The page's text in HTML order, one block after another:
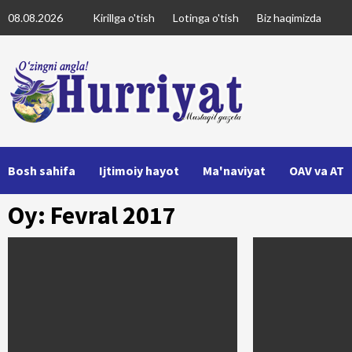
to
08.08.2026 Kirillga o'tish Lotinga o'tish Biz haqimizda
Bosh sahifa Ijtimoiy hayot Ma'naviyat OAV va AT
Oy: Fevral 2017